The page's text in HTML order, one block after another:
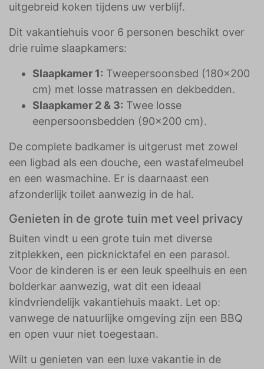
uitgebreid koken tijdens uw verblijf.
Dit vakantiehuis voor 6 personen beschikt over
drie ruime slaapkamers:
Slaapkamer 1: Tweepersoonsbed (180x200
cm) met losse matrassen en dekbedden.
Slaapkamer 2 & 3: Twee losse
eenpersoonsbedden (90x200 cm).
De complete badkamer is uitgerust met zowel
een ligbad als een douche, een wastafelmeubel
en een wasmachine. Er is daarnaast een
afzonderlijk toilet aanwezig in de hal.
Genieten in de grote tuin met veel privacy
Buiten vindt u een grote tuin met diverse
zitplekken, een picknicktafel en een parasol.
Voor de kinderen is er een leuk speelhuis en een
bolderkar aanwezig, wat dit een ideaal
kindvriendelijk vakantiehuis maakt. Let op:
vanwege de natuurlijke omgeving zijn een BBQ
en open vuur niet toegestaan.
Wilt u genieten van een luxe vakantie in de